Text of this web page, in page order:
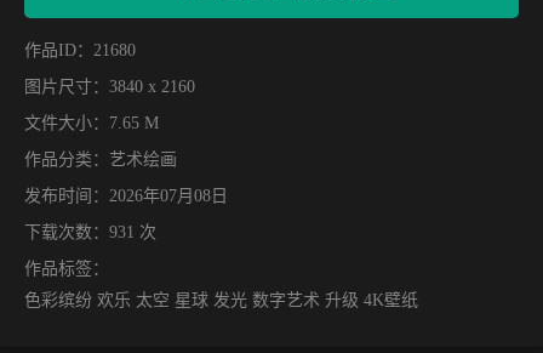
作品ID：21680
图片尺寸：3840 x 2160
文件大小：7.65 M
作品分类： 艺术绘画
发布时间：2026年07月08日
下载次数：931 次
作品标签：
色彩缤纷 欢乐 太空 星球 发光 数字艺术 升级 4K壁纸